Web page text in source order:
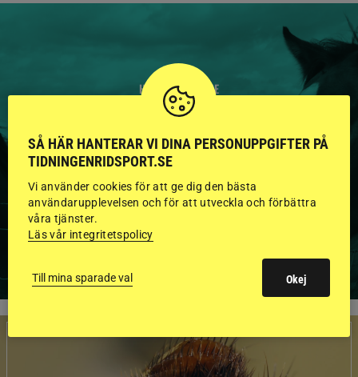
HINGSTAR ONLINE
GODKÄNDA HINGSTAR I
FLERA KATEGORIER MED
BILDER OCH FAKTA
SÅ HÄR HANTERAR VI DINA PERSONUPPGIFTER PÅ
TIDNINGENRIDSPORT.SE
Vi använder cookies för att ge dig den bästa
användarupplevelsen och för att utveckla och förbättra
våra tjänster.
Läs vår integritetspolicy
Till mina sparade val Okej